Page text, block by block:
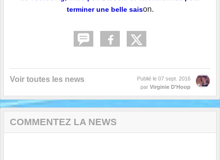
terminer une belle saison.
Voir toutes les news Publié le 07 sept. 2016
par Virginie D'Hoop
COMMENTEZ LA NEWS